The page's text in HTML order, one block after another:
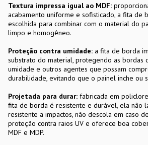
Textura impressa igual ao MDF:
acabamento uniforme e sofisticado, a fita de
escolhida para combinar com o material do
limpo e homogêneo.
Proteção contra umidade: a fita de borda
substrato do material, protegendo as bordas
umidade e outros agentes que possam
durabilidade, evitando que o painel inche ou
Projetada para durar: fabricada em
fita de borda é resistente e durável, ela não
resistente a impactos, não descola em caso
proteção contra raios UV e oferece boa
MDF e MDP.